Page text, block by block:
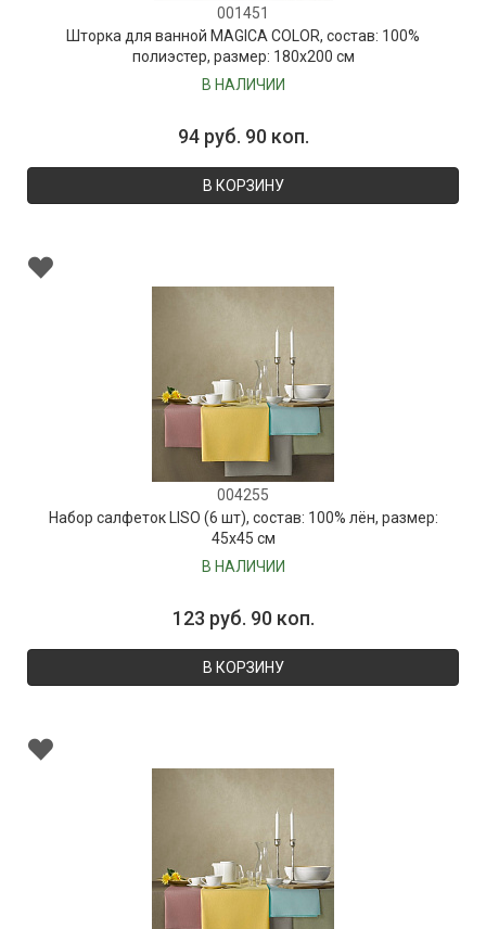
001451
Шторка для ванной MAGICA COLOR, состав: 100%
полиэстер, размер: 180х200 см
В НАЛИЧИИ
94 руб. 90 коп.
В КОРЗИНУ
004255
Набор салфеток LISO (6 шт), состав: 100% лён, размер:
45х45 см
В НАЛИЧИИ
123 руб. 90 коп.
В КОРЗИНУ